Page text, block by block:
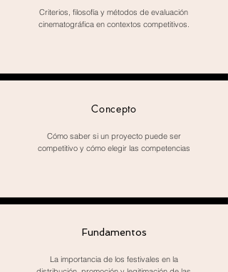
Criterios, filosofía y métodos de evaluación
cinematográfica en contextos competitivos.
Concepto
Cómo saber si un proyecto puede ser
competitivo y cómo elegir las competencias
Fundamentos
La importancia de los festivales en la